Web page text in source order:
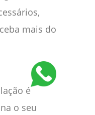
mais do
é
o seu